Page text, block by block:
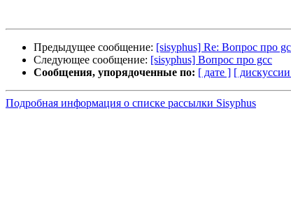
Предыдущее сообщение: [sisyphus] Re: Вопрос про
Следующее сообщение: [sisyphus] Вопрос про gcc
Сообщения, упорядоченные по: [ дате ] [
Подробная информация о списке рассылки Sisyphus